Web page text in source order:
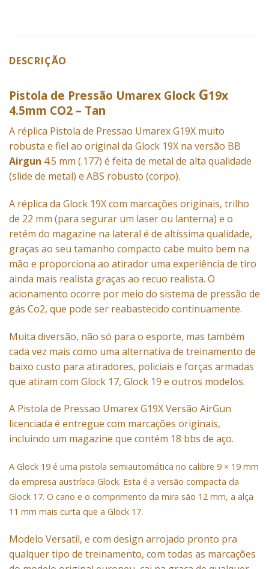
DESCRIÇÃO
Pistola de Pressão Umarex GlockG19x
4.5mm CO2 – Tan
A réplica Pistola de Pressao Umarex G19X muito
robusta e fiel ao original da Glock 19X na versão BB
Airgun 4.5 mm (.177) é feita de metal de alta qualidade
(slide de metal) e ABS robusto (corpo).
A réplica da Glock 19X com marcações originais, trilho
de 22 mm (para segurar um laser ou lanterna) e o
retém do magazine na lateral é de altíssima qualidade,
graças ao seu tamanho compacto cabe muito bem na
mão e proporciona ao atirador uma experiência de tiro
ainda mais realista graças ao recuo realista. O
acionamento ocorre por meio do sistema de pressão de
gás Co2, que pode ser reabastecido continuamente.
Muita diversão, não só para o esporte, mas também
cada vez mais como uma alternativa de treinamento de
baixo custo para atiradores, policiais e forças armadas
que atiram com Glock 17, Glock 19 e outros modelos.
A Pistola de Pressao Umarex G19X Versão AirGun
licenciada é entregue com marcações originais,
incluindo um magazine que contém 18 bbs de aço.
A Glock 19 é uma pistola semiautomática no calibre 9 × 19 mm
da empresa austríaca Glock. Esta é a versão compacta da
Glock 17. O cano e o comprimento da mira são 12 mm, a alça
11 mm mais curta que a Glock 17.
Modelo Versatil, e com design arrojado pronto pra
qualquer tipo de treinamento, com todas as marcações